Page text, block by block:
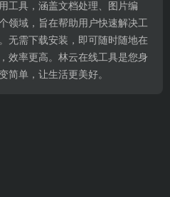
工具，涵盖文档处理、图片编
领域，旨在帮助用户快速解决工
无需下载安装，即可随时随地在
效率更高。林云在线工具是您身
简单，让生活更美好。